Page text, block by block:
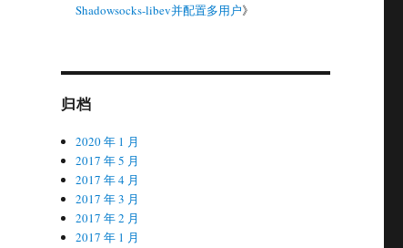
Shadowsocks-libev并配置多用户》
归档
2020 年 1 月
2017 年 5 月
2017 年 4 月
2017 年 3 月
2017 年 2 月
2017 年 1 月